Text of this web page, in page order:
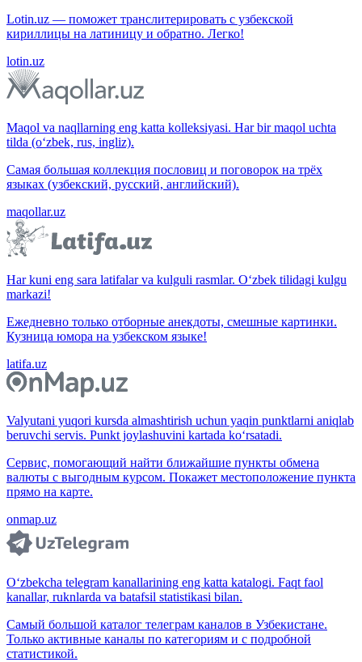
Lotin.uz — поможет транслитерировать с узбекской
кириллицы на латиницу и обратно. Легко!
lotin.uz
Maqol va naqllarning eng katta kolleksiyasi. Har bir maqol uchta
tilda (o‘zbek, rus, ingliz).
Самая большая коллекция пословиц и поговорок на трёх
языках (узбекский, русский, английский).
maqollar.uz
Har kuni eng sara latifalar va kulguli rasmlar. O‘zbek tilidagi kulgu
markazi!
Ежедневно только отборные анекдоты, смешные картинки.
Кузница юмора на узбекском языке!
latifa.uz
Valyutani yuqori kursda almashtirish uchun yaqin punktlarni aniqlab
beruvchi servis. Punkt joylashuvini kartada ko‘rsatadi.
Сервис, помогающий найти ближайшие пункты обмена
валюты с выгодным курсом. Покажет местоположение пункта
прямо на карте.
onmap.uz
O‘zbekcha telegram kanallarining eng katta katalogi. Faqt faol
kanallar, ruknlarda va batafsil statistikasi bilan.
Самый большой каталог телеграм каналов в Узбекистане.
Только активные каналы по категориям и с подробной
статистикой.